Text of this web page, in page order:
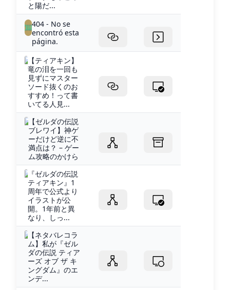
と陽だ...
404 - No se
encontró esta
página.
【ティアキン】
竜の泪を一回も
見ずにマスター
ソード抜くのお
すすめ！って書
いてる人見...
【ゼルダの伝説
ブレワイ】神ゲ
ーだけど逆に不
満点は？ – ゲー
ム攻略のかけら
『ゼルダの伝説
ティアキン』1
周年で公式より
イラストが公
開。1年前と異
なり、しっ...
【ネタバレコラ
ム】私が『ゼル
ダの伝説 ティア
ーズ オブ ザ キ
ングダム』のエ
ンデ...